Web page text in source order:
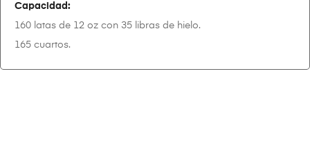
Capacidad:
160 latas de 12 oz con 35 libras de hielo.
165 cuartos.